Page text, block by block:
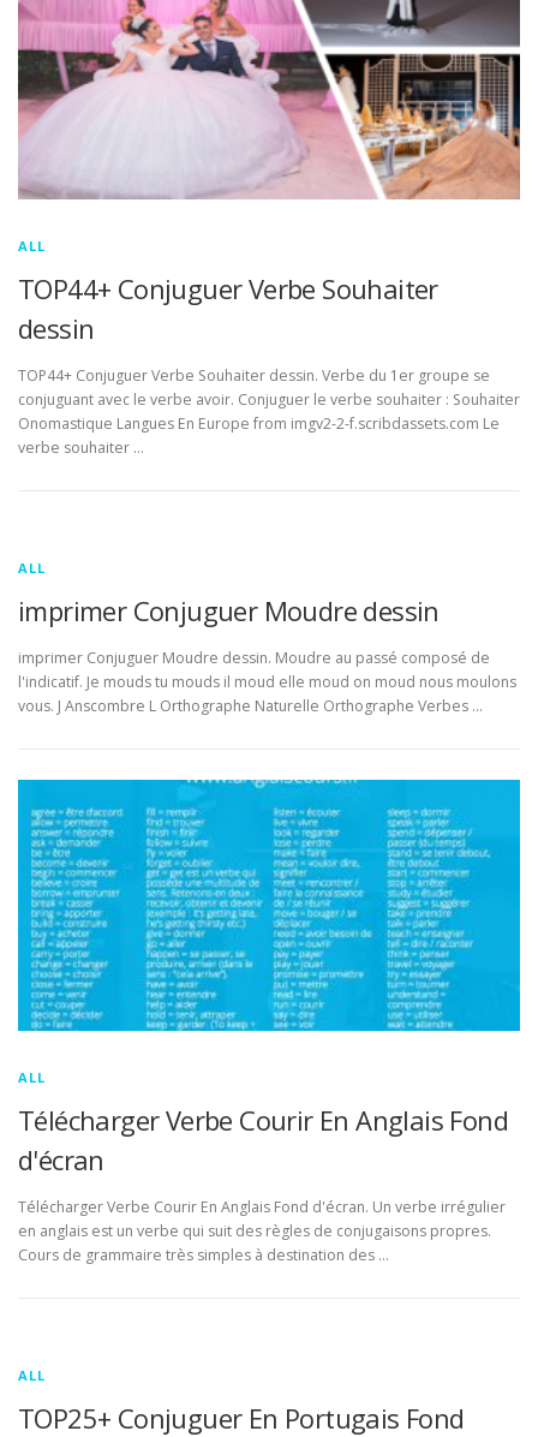
ALL
TOP44+ Conjuguer Verbe Souhaiter
dessin
TOP44+ Conjuguer Verbe Souhaiter dessin. Verbe du 1er groupe se
conjuguant avec le verbe avoir. Conjuguer le verbe souhaiter : Souhaiter
Onomastique Langues En Europe from imgv2-2-f.scribdassets.com Le
verbe souhaiter …
ALL
imprimer Conjuguer Moudre dessin
imprimer Conjuguer Moudre dessin. Moudre au passé composé de
l'indicatif. Je mouds tu mouds il moud elle moud on moud nous moulons
vous. J Anscombre L Orthographe Naturelle Orthographe Verbes …
ALL
Télécharger Verbe Courir En Anglais Fond
d'écran
Télécharger Verbe Courir En Anglais Fond d'écran. Un verbe irrégulier
en anglais est un verbe qui suit des règles de conjugaisons propres.
Cours de grammaire très simples à destination des …
ALL
TOP25+ Conjuguer En Portugais Fond